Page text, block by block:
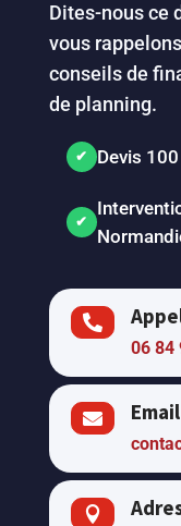
Dites-nous ce
vous
conseils de
de planning.
Devis

06 84
 Email
